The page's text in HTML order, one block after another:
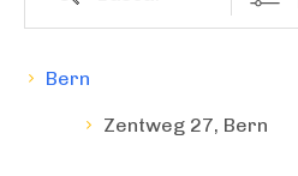
Bern
Zentweg 27, Bern